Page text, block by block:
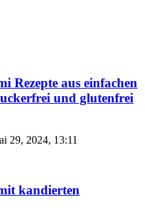
Rezepte aus einfachen
und glutenfrei
29, 2024, 13:11
kandierten